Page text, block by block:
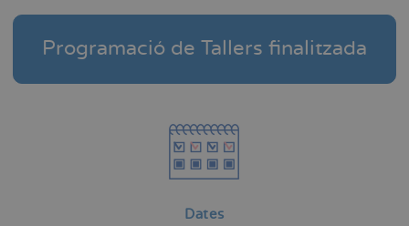
Programació de Tallers finalitzada
Dates